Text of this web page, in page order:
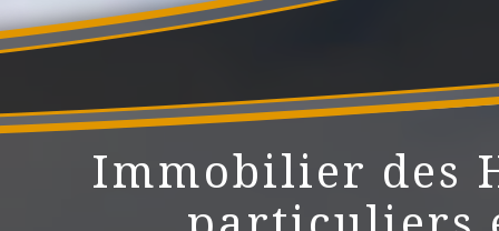
Immobilier des